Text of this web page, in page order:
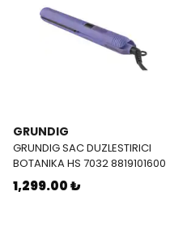
GRUNDIG
GRUNDIG SAC DUZLESTIRICI
BOTANIKA HS 7032 8819101600
1,299.00 ₺